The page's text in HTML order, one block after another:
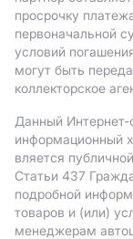
просрочку
первоначальной
условий
могут быть
коллекторское
Данный Интернет-
информационный
вляется
Статьи 437
подробной
товаров и (или)
менеджерам